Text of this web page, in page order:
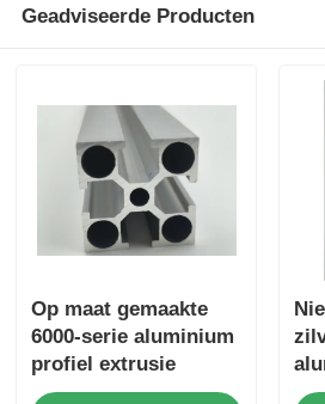
Aluminium Deurprofielen
Industriële aluminium-extrusie
Openslaande raamprofielen
Geadviseerde Producten
Op maat gemaakte
6000-serie aluminium
profiel extrusie
keuken garderobe